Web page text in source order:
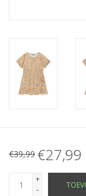
€39,99 €27,99
+
-